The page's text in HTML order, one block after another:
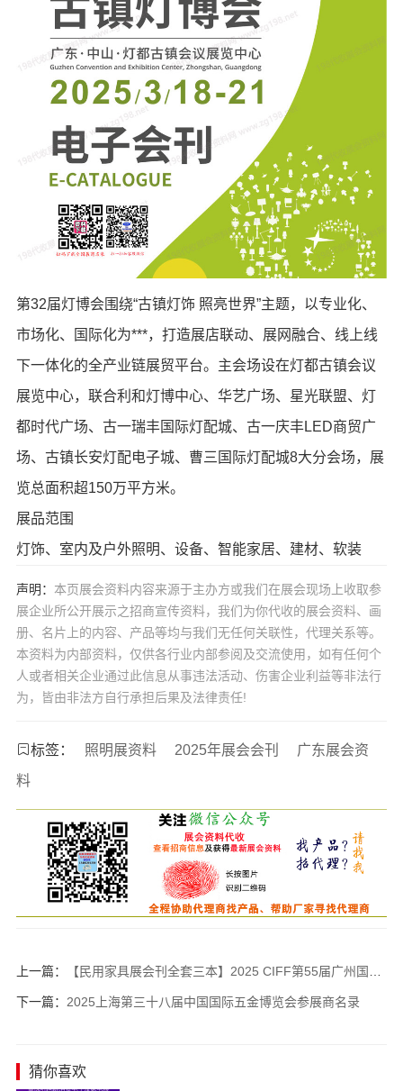
第32届灯博会围绕“古镇灯饰 照亮世界”主题，以专业化、
市场化、国际化为***，打造展店联动、展网融合、线上线
下一体化的全产业链展贸平台。主会场设在灯都古镇会议
展览中心，联合利和灯博中心、华艺广场、星光联盟、灯
都时代广场、古一瑞丰国际灯配城、古一庆丰LED商贸广
场、古镇长安灯配电子城、曹三国际灯配城8大分会场，展
览总面积超150万平方米。
展品范围
灯饰、室内及户外照明、设备、智能家居、建材、软装
声明： 本页展会资料内容来源于主办方或我们在展会现场上收取参
展企业所公开展示之招商宣传资料，我们为你代收的展会资料、画
册、名片上的内容、产品等均与我们无任何关联性，代理关系等。
本资料为内部资料，仅供各行业内部参阅及交流使用，如有任何个
人或者相关企业通过此信息从事违法活动、伤害企业利益等非法行
为，皆由非法方自行承担后果及法律责任!
标签： 照明展资料 2025年展会会刊
广东展会资
料
上一篇： 【民用家具展会刊全套三本】2025 CIFF第55届广州国际家具博览会-中国家博会参展商名录
下一篇： ​2025上海第三十八届中国国际五金博览会参展商名录
猜你喜欢